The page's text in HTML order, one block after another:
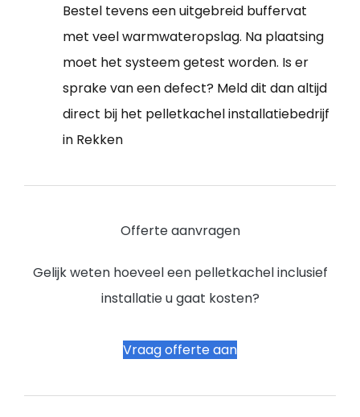
Bestel tevens een uitgebreid buffervat
met veel warmwateropslag. Na plaatsing
moet het systeem getest worden. Is er
sprake van een defect? Meld dit dan altijd
direct bij het pelletkachel installatiebedrijf
in Rekken
Offerte aanvragen
Gelijk weten hoeveel een pelletkachel inclusief
installatie u gaat kosten?
Vraag offerte aan